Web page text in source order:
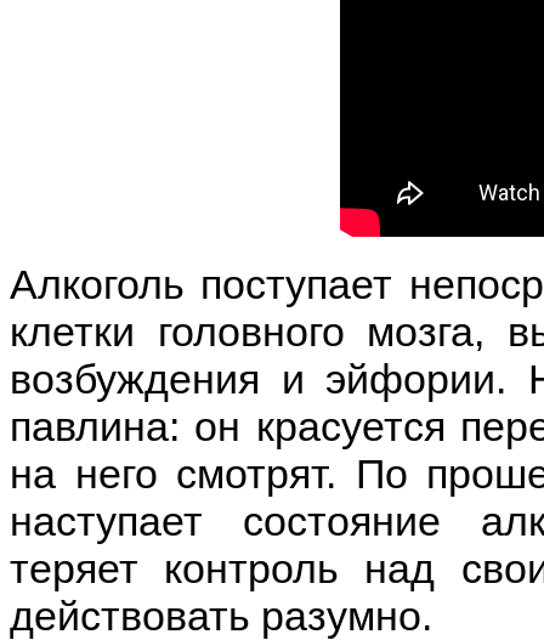
Алкоголь поступает
клетки головного
возбуждения и
павлина: он красуется
на него смотрят. По
наступает состояние
теряет контроль над
действовать разумно.